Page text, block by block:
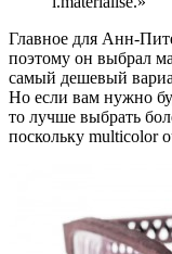
Главное для Анн-
поэтому он выбрал
самый дешевый
Но если вам нужно
то лучше выбрать
поскольку multicolor